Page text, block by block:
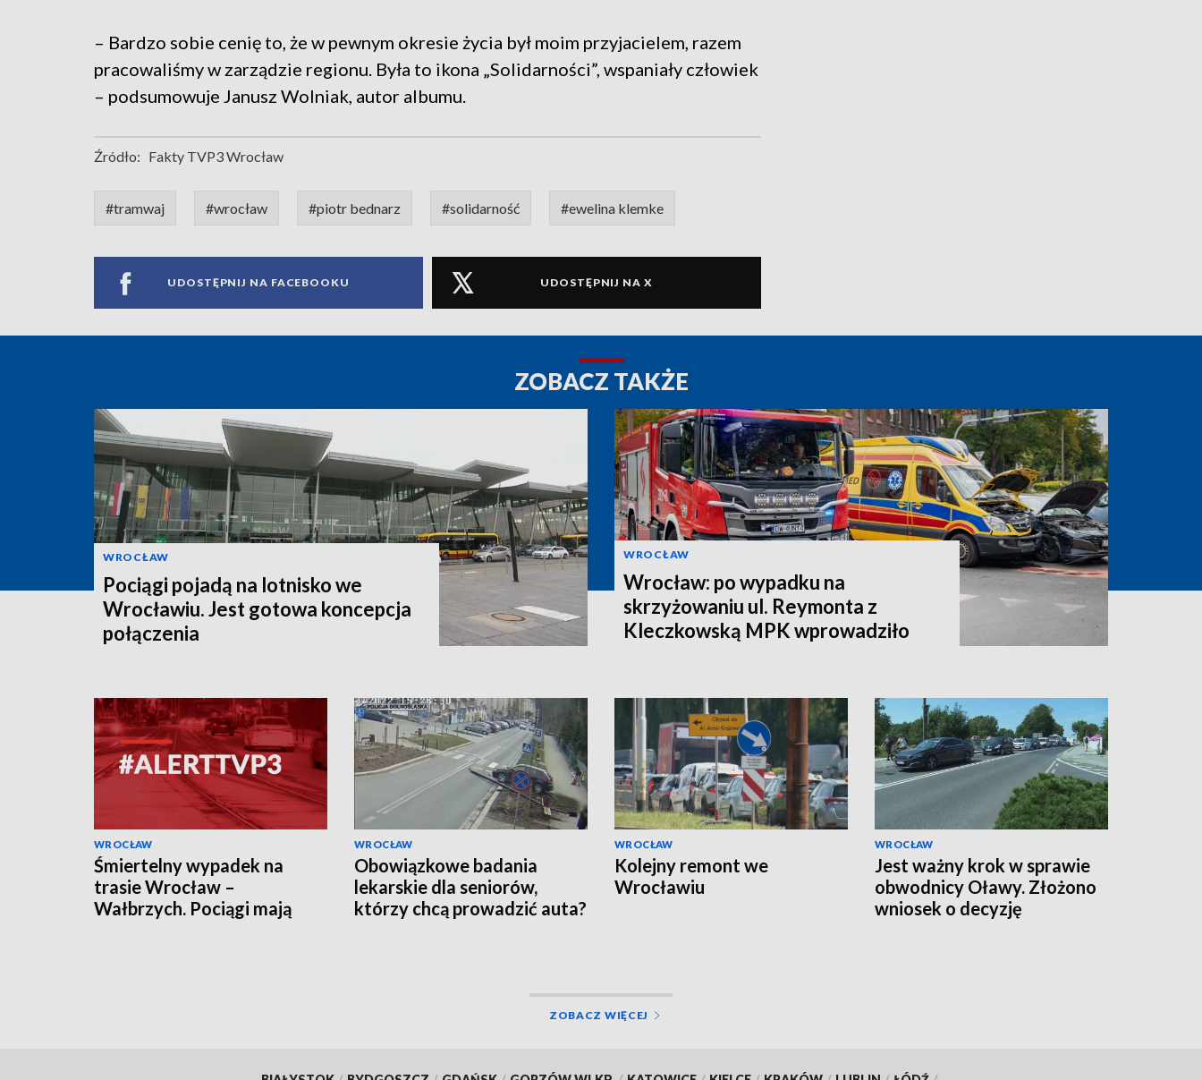
– Bardzo sobie cenię to, że w pewnym okresie życia był moim przyjacielem, razem
pracowaliśmy w zarządzie regionu. Była to ikona „Solidarności”, wspaniały człowiek
– podsumowuje Janusz Wolniak, autor albumu.
Źródło: Fakty TVP3 Wrocław
#tramwaj #wrocław #piotr bednarz #solidarność #ewelina klemke
UDOSTĘPNIJ NA FACEBOOKU UDOSTĘPNIJ NA X
ZOBACZ TAKŻE
WROCŁAW
Pociągi pojadą na lotnisko we
Wrocławiu. Jest gotowa koncepcja
połączenia
WROCŁAW
Wrocław: po wypadku na
skrzyżowaniu ul. Reymonta z
Kleczkowską MPK wprowadziło
WROCŁAW
Śmiertelny wypadek na
trasie Wrocław –
Wałbrzych. Pociągi mają
WROCŁAW
Obowiązkowe badania
lekarskie dla seniorów,
którzy chcą prowadzić auta?
WROCŁAW
Kolejny remont we
Wrocławiu
WROCŁAW
Jest ważny krok w sprawie
obwodnicy Oławy. Złożono
wniosek o decyzję
ZOBACZ WIĘCEJ